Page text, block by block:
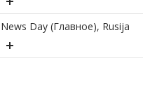
News Day (Главное), Rusija